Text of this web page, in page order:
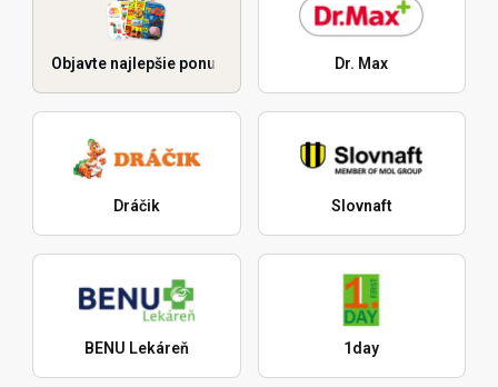
Objavte najlepšie ponuky Dr. Max
Dráčik Slovnaft
BENU Lekáreň 1day